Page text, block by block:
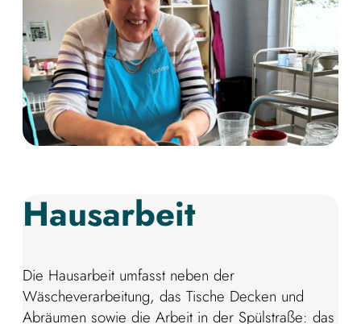
Hausarbeit
Die Hausarbeit umfasst neben der
Wäscheverarbeitung, das Tische Decken und
Abräumen sowie die Arbeit in der Spülstraße: das